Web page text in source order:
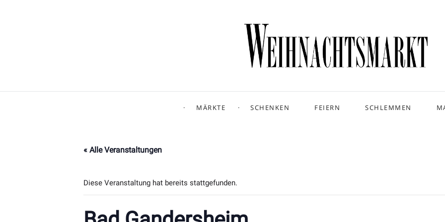
MÄRKTE SCHENKEN FEIERN SCHLEMMEN
« Alle Veranstaltungen
Diese Veranstaltung hat bereits stattgefunden.